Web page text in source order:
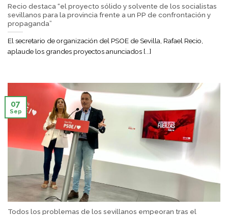
Recio destaca “el proyecto sólido y solvente de los socialistas
sevillanos para la provincia frente a un PP de confrontación y
propaganda”
El secretario de organización del PSOE de Sevilla, Rafael Recio,
aplaude los grandes proyectos anunciados [...]
Todos los problemas de los sevillanos empeoran tras el
07
Sep